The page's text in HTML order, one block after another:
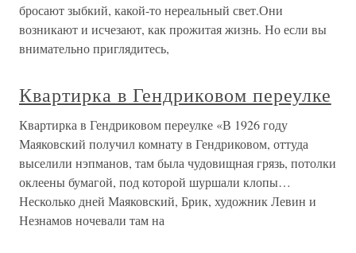
бросают зыбкий, какой-то нереальный свет.Они
возникают и исчезают, как прожитая жизнь. Но если вы
внимательно приглядитесь,
Квартирка в Гендриковом переулке
Квартирка в Гендриковом переулке «В 1926 году
Маяковский получил комнату в Гендриковом, оттуда
выселили нэпманов, там была чудовищная грязь, потолки
оклеены бумагой, под которой шуршали клопы…
Несколько дней Маяковский, Брик, художник Левин и
Незнамов ночевали там на